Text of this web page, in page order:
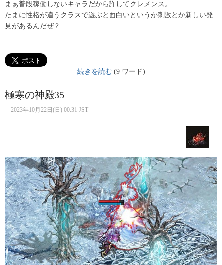
まぁ普段稼働しないキャラだから許してクレメンス。
たまに性格が違うクラスで遊ぶと面白いというか刺激とか新しい発
見があるんだぜ？
続きを読む(9 ワード)
極寒の神殿35
2023年10月22日(日) 00:31 JST